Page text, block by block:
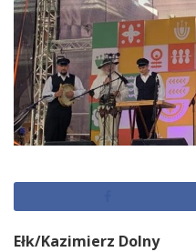
Ełk/Kazimierz Dolny